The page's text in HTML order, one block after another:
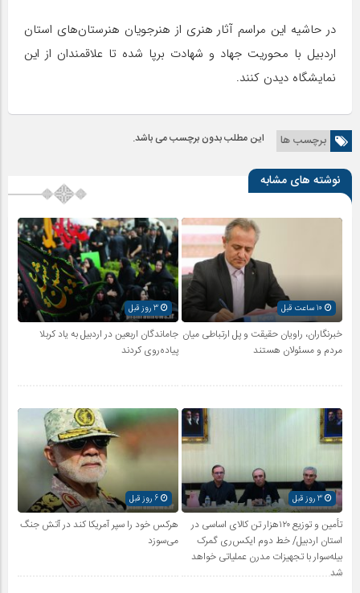
در حاشیه این مراسم آثار هنری از هنرجویان هنرستان‌های استان
اردبیل با محوریت جهاد و شهادت برپا شده تا علاقمندان از این
نمایشگاه دیدن کنند.
برچسب ها این مطلب بدون برچسب می باشد.
نوشته های مشابه
خبرنگاران، راویان حقیقت و پل ارتباطی میان
مردم و مسئولان هستند
جاماندگان اربعین در اردبیل به یاد کربلا
پیاده‌روی کردند
3 روز قبل
تأمین و توزیع ۱۲۰هزار تن کالای اساسی در
استان اردبیل/ خط دوم ایکس‌ری گمرک
بیله‌سوار با تجهیزات مدرن عملیاتی خواهد
شد
هرکس خود را سپر آمریکا کند در آتش جنگ
می‌سوزد